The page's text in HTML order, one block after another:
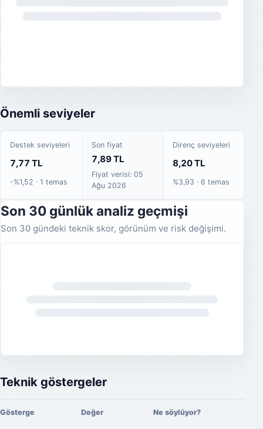
Önemli seviyeler
Destek seviyeleri
7,77 TL
-%1,52 · 1 temas
Son fiyat
7,89 TL
Fiyat verisi: 05
Ağu 2026
Direnç seviyeleri
8,20 TL
%3,93 · 6 temas
Son 30 günlük analiz geçmişi
Son 30 gündeki teknik skor, görünüm ve risk değişimi.
Analiz geçmişi yükleniyor.
Teknik göstergeler
Gösterge Değer Ne söylüyor?